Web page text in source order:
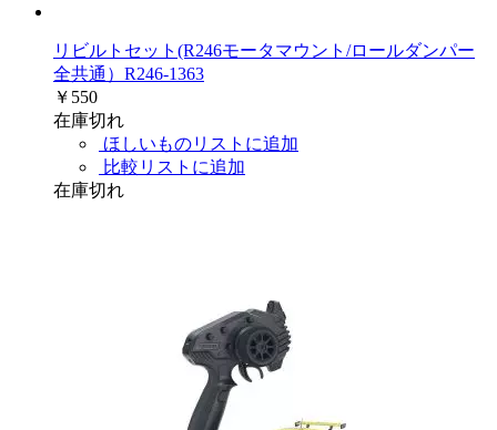
リビルトセット(R246モータマウント/ロールダンパー
全共通）R246-1363
￥550
在庫切れ
ほしいものリストに追加
比較リストに追加
在庫切れ